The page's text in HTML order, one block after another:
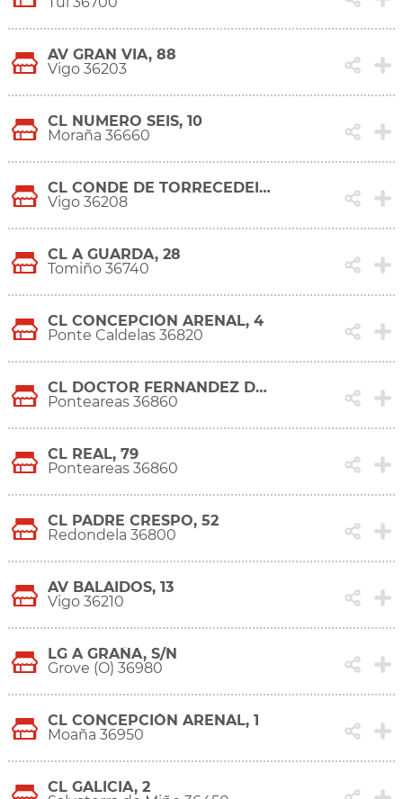
AV GRAN VIA, 88
Vigo 36203
CL NUMERO SEIS, 10
Moraña 36660
CL CONDE DE TORRECEDEIRA, 109
Vigo 36208
CL A GUARDA, 28
Tomiño 36740
CL CONCEPCIÓN ARENAL, 4
Ponte Caldelas 36820
CL DOCTOR FERNANDEZ DE LA VEGA, 10
Ponteareas 36860
CL REAL, 79
Ponteareas 36860
CL PADRE CRESPO, 52
Redondela 36800
AV BALAIDOS, 13
Vigo 36210
LG A GRAÑA, S/N
Grove (O) 36980
CL CONCEPCIÓN ARENAL, 1
Moaña 36950
CL GALICIA, 2